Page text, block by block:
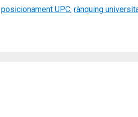
posicionament UPC, rànquing